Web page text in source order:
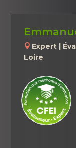
Expert |
Loire